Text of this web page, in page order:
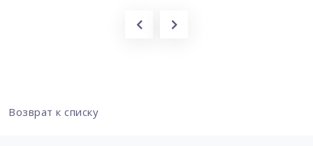
Возврат к списку